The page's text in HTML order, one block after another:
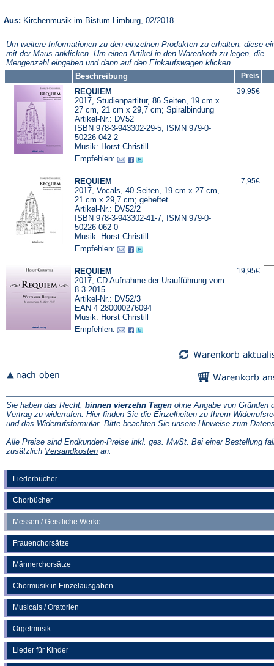
Liederbücher
Chorbücher
Messen / Geistliche Werke
Frauenchorsätze
Männerchorsätze
Chormusik in Einzelausgaben
Musicals / Oratorien
Orgelmusik
Lieder für Kinder
Aus: Kirchenmusik im Bistum Limburg(Öffnet
neuen
Tab)
, 02/2018
Um weitere Informationen zu den einzelnen Produkten zu erhalten, diese
mit der Maus anklicken. Um einen Artikel in den Warenkorb zu legen, die
Mengenzahl eingeben und dann auf den Einkaufswagen klicken.
Beschreibung
Preis
REQUIEM
2017, Studienpartitur, 86 Seiten, 19 cm x
27 cm, 21 cm x 29,7 cm; Spiralbindung
Artikel-Nr.: DV52
ISBN 978-3-943302-29-5, ISMN 979-0-
50226-042-2
Musik: Horst Christill
Empfehlen:
39,95€
REQUIEM
2017, Vocals, 40 Seiten, 19 cm x 27 cm,
21 cm x 29,7 cm; geheftet
Artikel-Nr.: DV52/2
ISBN 978-3-943302-41-7, ISMN 979-0-
50226-062-0
Musik: Horst Christill
Empfehlen:
7,95€
REQUIEM
2017, CD Aufnahme der Uraufführung vom
8.3.2015
Artikel-Nr.: DV52/3
EAN 4 280000276094
Musik: Horst Christill
Empfehlen:
19,95€
Sie haben das Recht, binnen vierzehn Tagen ohne Angabe von Gründen
Vertrag zu widerrufen. Hier finden Sie die Einzelheiten zu Ihrem
und das Widerrufsformular(Öffnet
einem
neuen
. Bitte beachten Sie unsere Hinweise zum
Alle Preise sind Endkunden-Preise inkl. ges. MwSt. Bei einer Bestellung
zusätzlich Versandkosten(Öffnet
an.